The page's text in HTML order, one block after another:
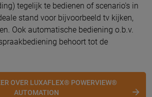
tegelijk te bedienen of scenario's in
stand voor bijvoorbeeld tv kijken,
Ook automatische bediening o.b.v.
behoort tot de
OVER LUXAFLEX® POWERVIEW®
AUTOMATION